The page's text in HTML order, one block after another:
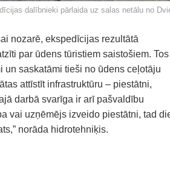
dalībnieki pārlaida uz salas netālu no
nozarē, ekspedīcijas rezultātā
par ūdens tūristiem saistošiem. Tos
un saskatāmi tieši no ūdens ceļotāju
attīstīt infrastruktūru – piestātni,
darbā svarīga ir arī pašvaldību
vai uzņēmējs izveido piestātni, tad
norāda hidrotehniķis.